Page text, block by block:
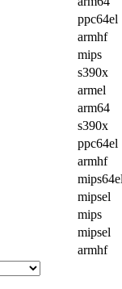
ppc64el
armhf
mips
s390x
armel
arm64
s390x
ppc64el
armhf
mipsel
mips
mipsel
armhf